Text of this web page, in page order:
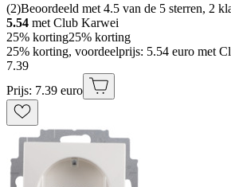
(2)Beoordeeld met 4.5 van de 5 sterren, 2
5.54 met Club Karwei
25% korting25% korting
25% korting, voordeelprijs: 5.54 euro met
7.39
Prijs: 7.39 euro